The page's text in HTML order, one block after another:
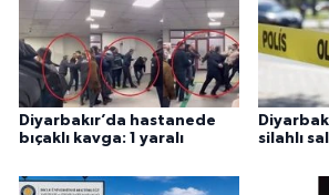
Diyarbakır’da hastanede
bıçaklı kavga: 1 yaralı
silahlı